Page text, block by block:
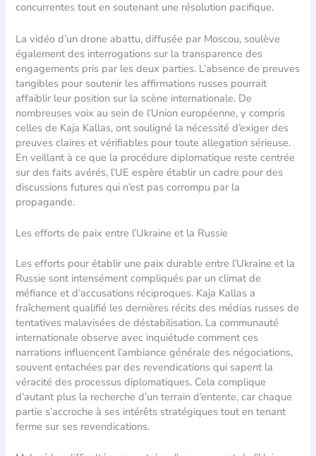
concurrentes tout en soutenant une résolution pacifique.
La vidéo d’un drone abattu, diffusée par Moscou, soulève
également des interrogations sur la transparence des
engagements pris par les deux parties. L’absence de preuves
tangibles pour soutenir les affirmations russes pourrait
affaiblir leur position sur la scène internationale. De
nombreuses voix au sein de l’Union européenne, y compris
celles de Kaja Kallas, ont souligné la nécessité d’exiger des
preuves claires et vérifiables pour toute allegation sérieuse.
En veillant à ce que la procédure diplomatique reste centrée
sur des faits avérés, l’UE espère établir un cadre pour des
discussions futures qui n’est pas corrompu par la
propagande.
Les efforts de paix entre l’Ukraine et la Russie
Les efforts pour établir une paix durable entre l’Ukraine et la
Russie sont intensément compliqués par un climat de
méfiance et d’accusations réciproques. Kaja Kallas a
fraîchement qualifié les dernières récits des médias russes de
tentatives malavisées de déstabilisation. La communauté
internationale observe avec inquiétude comment ces
narrations influencent l’ambiance générale des négociations,
souvent entachées par des revendications qui sapent la
véracité des processus diplomatiques. Cela complique
d’autant plus la recherche d’un terrain d’entente, car chaque
partie s’accroche à ses intérêts stratégiques tout en tenant
ferme sur ses revendications.